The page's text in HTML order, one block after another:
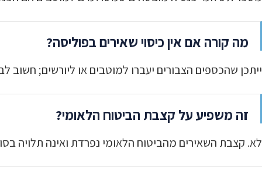
מה קורה אם אין כיסוי שאירים בפוליסה?
ייתכן שהכספים הצבורים יעברו למוטבים או ליורשים; חשוב
זה משפיע על קצבת הביטוח הלאומי?
לא. קצבת השאירים מהביטוח הלאומי נפרדת ואינה תלויה